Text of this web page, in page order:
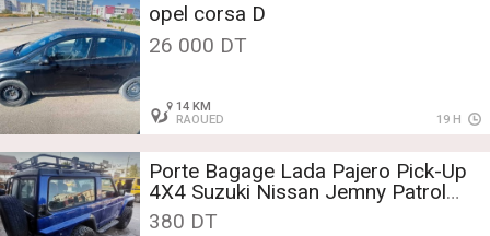
opel corsa D
26 000 DT
14 KM
RAOUED
19 H
Porte Bagage Lada Pajero Pick-Up
4X4 Suzuki Nissan Jemny Patrol
Toyota LG
380 DT